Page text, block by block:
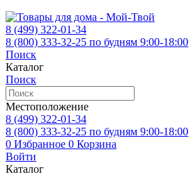
8 (499) 322-01-34
8 (800) 333-32-25 по будням 9:00-18:00
Поиск
Каталог
Поиск
Местоположение
8 (499) 322-01-34
8 (800) 333-32-25 по будням 9:00-18:00
0 Избранное 0 Корзина
Войти
Каталог